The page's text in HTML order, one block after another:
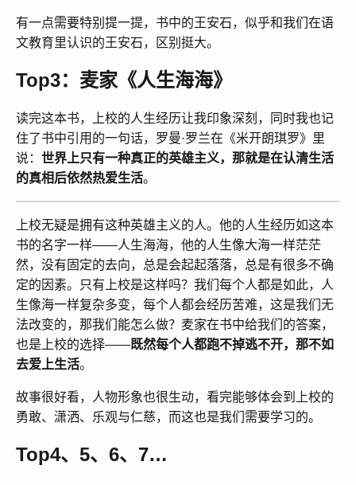
有一点需要特别提一提，书中的王安石，似乎和我们在语
文教育里认识的王安石，区别挺大。
Top3：麦家《人生海海》
读完这本书，上校的人生经历让我印象深刻，同时我也记
住了书中引用的一句话，罗曼·罗兰在《米开朗琪罗》里
说： 世界上只有一种真正的英雄主义，那就是在认清生活
的真相后依然热爱生活。
上校无疑是拥有这种英雄主义的人。他的人生经历如这本
书的名字一样——人生海海，他的人生像大海一样茫茫
然，没有固定的去向，总是会起起落落，总是有很多不确
定的因素。只有上校是这样吗？我们每个人都是如此，人
生像海一样复杂多变，每个人都会经历苦难，这是我们无
法改变的，那我们能怎么做？麦家在书中给我们的答案，
也是上校的选择——既然每个人都跑不掉逃不开，那不如
去爱上生活。
故事很好看，人物形象也很生动，看完能够体会到上校的
勇敢、潇洒、乐观与仁慈，而这也是我们需要学习的。
Top4、5、6、7…